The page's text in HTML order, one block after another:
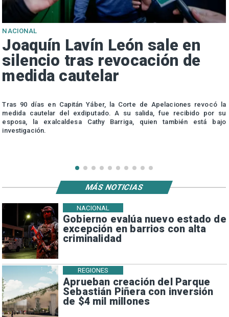
NACIONAL
Joaquín Lavín León sale en
silencio tras revocación de
medida cautelar
Tras 90 días en Capitán Yáber, la Corte de Apelaciones revocó la
medida cautelar del exdiputado. A su salida, fue recibido por su
esposa, la exalcaldesa Cathy Barriga, quien también está bajo
investigación.
Gobierno evalúa nuevo estado de
excepción en barrios con alta
criminalidad
NACIONAL
Aprueban creación del Parque
Sebastián Piñera con inversión
de $4 mil millones
REGIONES
MÁS NOTICIAS